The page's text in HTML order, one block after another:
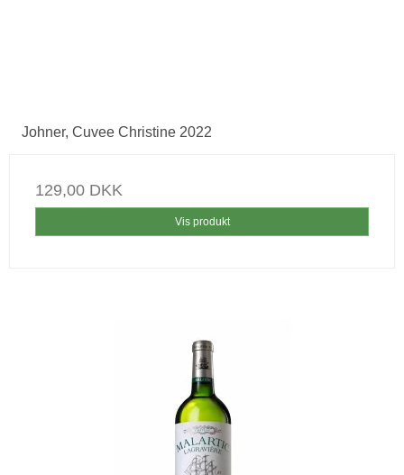
Johner, Cuvee Christine 2022
129,00 DKK
Vis produkt